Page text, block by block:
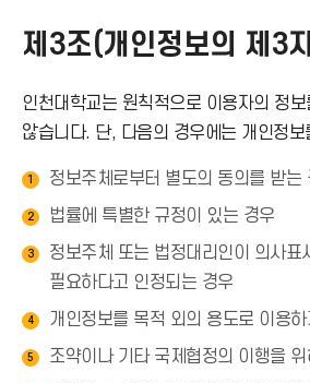
제3조(개인정보의 제3
인천대학교는 원칙적으로 이용자의 정
않습니다. 단, 다음의 경우에는 개인정
1 정보주체로부터 별도의 동의를 받는
2 법률에 특별한 규정이 있는 경우
3
정보주체 또는 법정대리인이 의사
필요하다고 인정되는 경우
4 개인정보를 목적 외의 용도로 이용
5 조약이나 기타 국제협정의 이행을